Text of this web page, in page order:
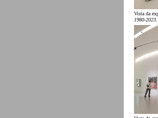
Vista da
1980-2023.